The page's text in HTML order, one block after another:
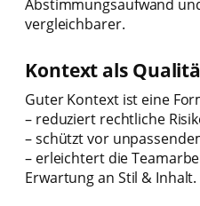
Abstimmungsaufwand
vergleichbarer.
Kontext als
Guter Kontext ist eine
– reduziert rechtliche
– schützt vor
– erleichtert die
Erwartung an Stil & Inhalt.